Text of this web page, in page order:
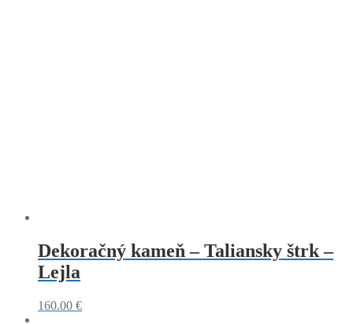
Dekoračný kameň – Taliansky štrk –
Lejla
160.00 €